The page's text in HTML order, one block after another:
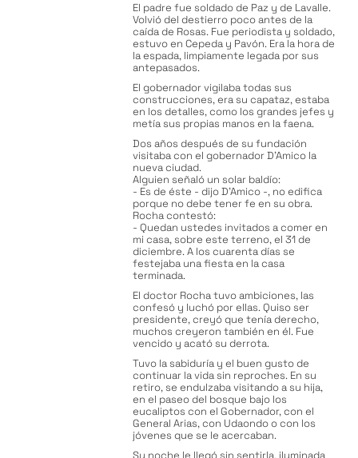
El padre fue soldado de Paz y de Lavalle.
Volvió del destierro poco antes de la
caída de Rosas. Fue periodista y soldado,
estuvo en Cepeda y Pavón. Era la hora de
la espada, limpiamente legada por sus
antepasados.
El gobernador vigilaba todas sus
construcciones, era su capataz, estaba
en los detalles, como los grandes jefes y
metía sus propias manos en la faena.
Dos años después de su fundación
visitaba con el gobernador D’Amico la
nueva ciudad.
Alguien señaló un solar baldío:
- Es de éste - dijo D’Amico -, no edifica
porque no debe tener fe en su obra.
Rocha contestó:
- Quedan ustedes invitados a comer en
mi casa, sobre este terreno, el 31 de
diciembre. A los cuarenta días se
festejaba una fiesta en la casa
terminada.
El doctor Rocha tuvo ambiciones, las
confesó y luchó por ellas. Quiso ser
presidente, creyó que tenía derecho,
muchos creyeron también en él. Fue
vencido y acató su derrota.
Tuvo la sabiduría y el buen gusto de
continuar la vida sin reproches. En su
retiro, se endulzaba visitando a su hija,
en el paseo del bosque bajo los
eucaliptos con el Gobernador, con el
General Arias, con Udaondo o con los
jóvenes que se le acercaban.